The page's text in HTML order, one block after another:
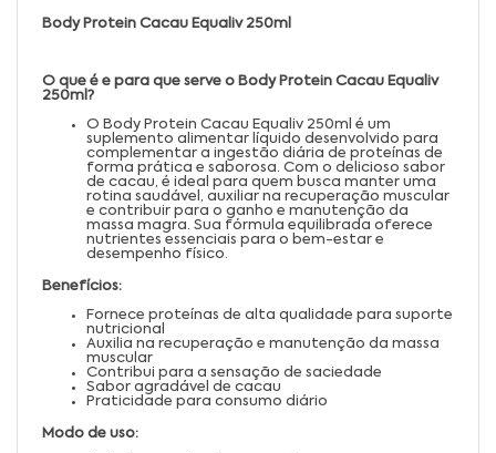
Body Protein Cacau Equaliv 250ml
O que é e para que serve o Body Protein Cacau Equaliv
250ml?
O Body Protein Cacau Equaliv 250ml é um
suplemento alimentar líquido desenvolvido para
complementar a ingestão diária de proteínas de
forma prática e saborosa. Com o delicioso sabor
de cacau, é ideal para quem busca manter uma
rotina saudável, auxiliar na recuperação muscular
e contribuir para o ganho e manutenção da
massa magra. Sua fórmula equilibrada oferece
nutrientes essenciais para o bem-estar e
desempenho físico.
Benefícios:
Fornece proteínas de alta qualidade para suporte
nutricional
Auxilia na recuperação e manutenção da massa
muscular
Contribui para a sensação de saciedade
Sabor agradável de cacau
Praticidade para consumo diário
Modo de uso: